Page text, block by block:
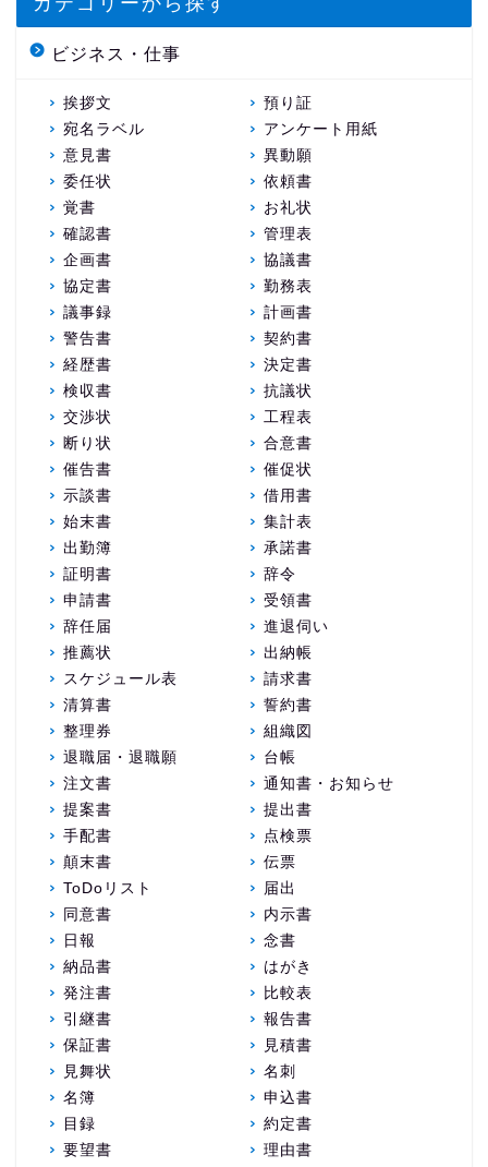
ビジネス・仕事
挨拶文
預り証
宛名ラベル
アンケート用紙
意見書
異動願
委任状
依頼書
覚書
お礼状
確認書
管理表
企画書
協議書
協定書
勤務表
議事録
計画書
警告書
契約書
経歴書
決定書
検収書
抗議状
交渉状
工程表
断り状
合意書
催告書
催促状
示談書
借用書
始末書
集計表
出勤簿
承諾書
証明書
辞令
申請書
受領書
辞任届
進退伺い
推薦状
出納帳
スケジュール表
請求書
清算書
誓約書
整理券
組織図
退職届・退職願
台帳
注文書
通知書・お知らせ
提案書
提出書
手配書
点検票
顛末書
伝票
ToDoリスト
届出
同意書
内示書
日報
念書
納品書
はがき
発注書
比較表
引継書
報告書
保証書
見積書
見舞状
名刺
名簿
申込書
目録
約定書
要望書
理由書